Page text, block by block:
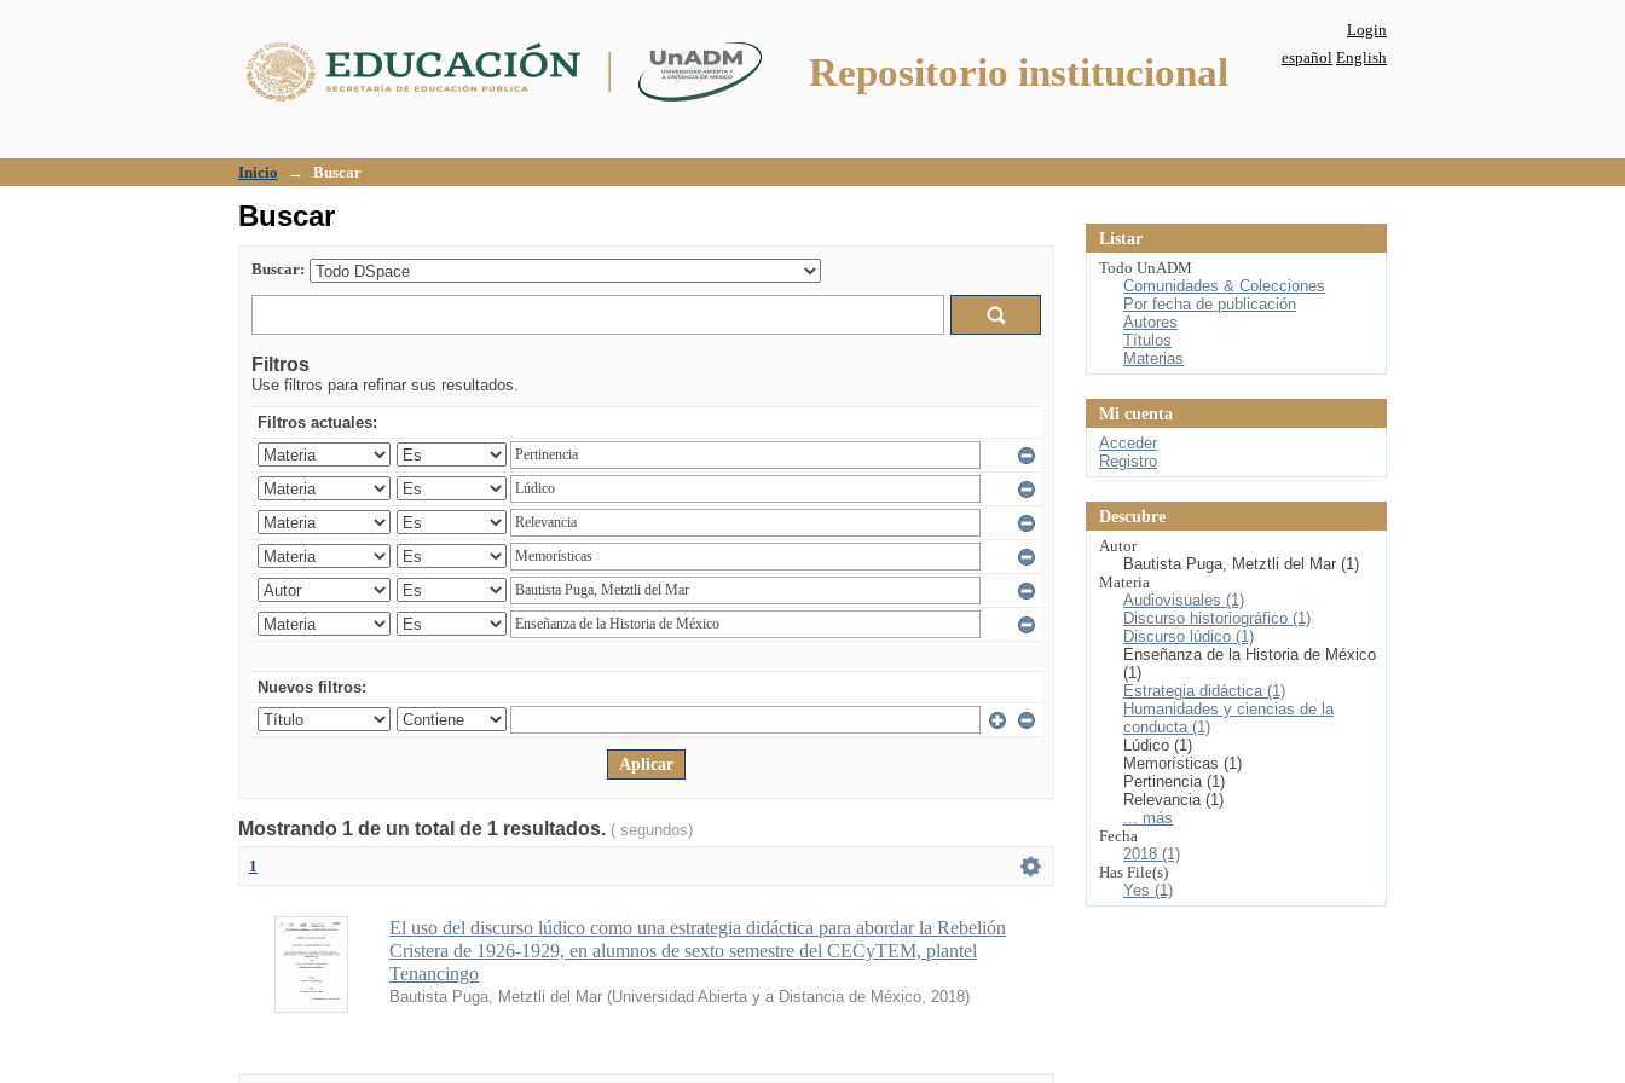
Repositorio institucional
Login
español English
Inicio → Buscar
Buscar
Buscar:
Filtros
Use filtros para refinar sus resultados.
Filtros actuales:
Nuevos filtros:
Mostrando 1 de un total de 1 resultados. ( segundos)
1
El uso del discurso lúdico como una estrategia didáctica para abordar la Rebelión
Cristera de 1926-1929, en alumnos de sexto semestre del CECyTEM, plantel
Tenancingo
Bautista Puga, Metztli del Mar (Universidad Abierta y a Distancia de México, 2018)
Listar
Todo UnADM
Comunidades & Colecciones
Por fecha de publicación
Autores
Títulos
Materias
Mi cuenta
Acceder
Registro
Descubre
Autor
Bautista Puga, Metztli del Mar (1)
Materia
Audiovisuales (1)
Discurso historiográfico (1)
Discurso lúdico (1)
Enseñanza de la Historia de México
(1)
Estrategia didáctica (1)
Humanidades y ciencias de la
conducta (1)
Lúdico (1)
Memorísticas (1)
Pertinencia (1)
Relevancia (1)
... más
Fecha
2018 (1)
Has File(s)
Yes (1)